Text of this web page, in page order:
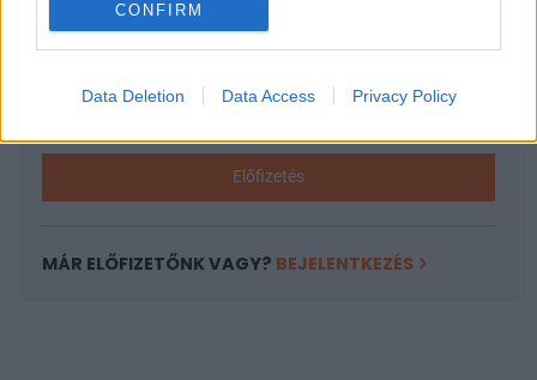
CONFIRM
Data Deletion Data Access Privacy Policy
Az előfizetés a következőket tartalmazza:
Portfolio.hu teljes cikkarchívum
Kötéslisták: BÉT elmúlt 2 év napon belüli
Előfizetés
MÁR ELŐFIZETŐNK VAGY? BEJELENTKEZÉS